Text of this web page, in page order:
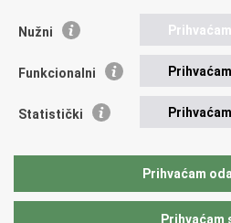
EMN Nacionalna kontaktna točka
Policijska akademija
Zaklada policijske solidarnosti
Udruge
Nužni Prihvaćam
Funkcionalni Prihvaćam
Statistički Prihvaćam
Prihvaćam
Prihvaćam